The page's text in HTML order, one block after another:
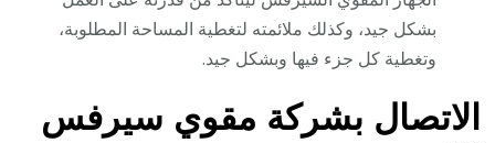
بشكل جيد، وكذلك ملائمته لتغطية المساحة المطلوبة،
وتغطية كل جزء فيها وبشكل جيد.
الاتصال بشركة مقوي سيرفس